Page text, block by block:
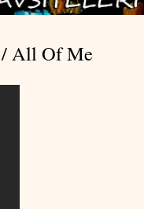
/ All Of Me